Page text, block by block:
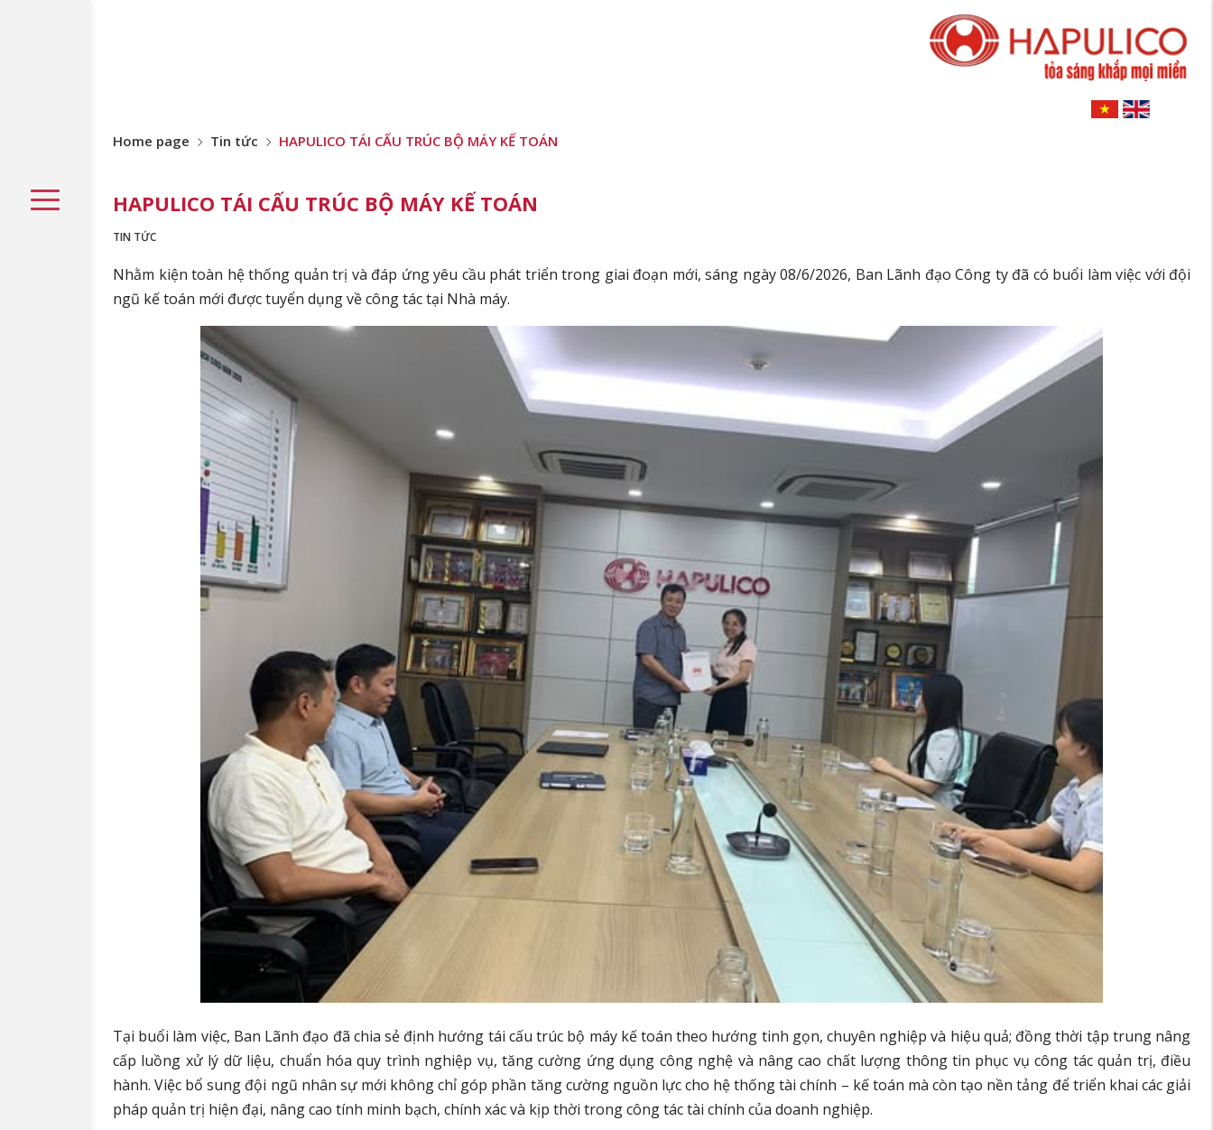
Home page Tin tức HAPULICO TÁI CẤU TRÚC BỘ MÁY KẾ TOÁN
HAPULICO TÁI CẤU TRÚC BỘ MÁY KẾ TOÁN
TIN TỨC
Nhằm kiện toàn hệ thống quản trị và đáp ứng yêu cầu phát triển trong giai đoạn mới, sáng ngày 08/6/2026, Ban Lãnh đạo Công ty đã có buổi làm việc với đội
ngũ kế toán mới được tuyển dụng về công tác tại Nhà máy.
Tại buổi làm việc, Ban Lãnh đạo đã chia sẻ định hướng tái cấu trúc bộ máy kế toán theo hướng tinh gọn, chuyên nghiệp và hiệu quả; đồng thời tập trung nâng
cấp luồng xử lý dữ liệu, chuẩn hóa quy trình nghiệp vụ, tăng cường ứng dụng công nghệ và nâng cao chất lượng thông tin phục vụ công tác quản trị, điều
hành. Việc bổ sung đội ngũ nhân sự mới không chỉ góp phần tăng cường nguồn lực cho hệ thống tài chính – kế toán mà còn tạo nền tảng để triển khai các giải
pháp quản trị hiện đại, nâng cao tính minh bạch, chính xác và kịp thời trong công tác tài chính của doanh nghiệp.